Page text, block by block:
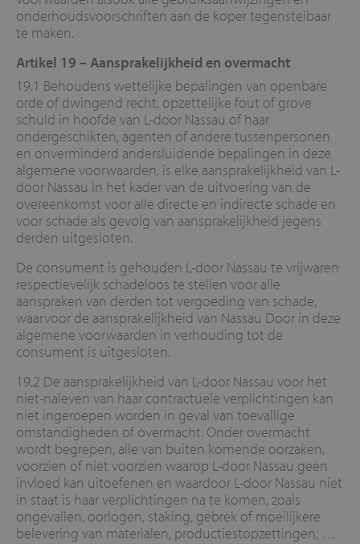
onderhoudsvoorschriften aan de koper tegenstelbaar
te maken.
Artikel 19 –Aansprakelijkheid en overmacht
19.1 Behoudens wettelijke bepalingen van openbare
orde of dwingend recht, opzettelijke fout of grove
schuld in hoofde van L-door Nassau of haar
ondergeschikten, agenten of andere tussenpersonen
en onverminderd andersluidende bepalingen in deze
algemene voorwaarden, is elke aansprakelijkheid van L-
door Nassau in het kader van de uitvoering van de
overeenkomst voor alle directe en indirecte schade en
voor schade als gevolg van aansprakelijkheid jegens
derden uitgesloten.
De consument is gehouden L-door Nassau te vrijwaren
respectievelijk schadeloos te stellen voor alle
aanspraken van derden tot vergoeding van schade,
waarvoor de aansprakelijkheid van Nassau Door in deze
algemene voorwaarden in verhouding tot de
consument is uitgesloten.
19.2 De aansprakelijkheid van L-door Nassau voor het
niet-naleven van haar contractuele verplichtingen kan
niet ingeroepen worden in geval van toevallige
omstandigheden of overmacht. Onder overmacht
wordt begrepen, alle van buiten komende oorzaken,
voorzien of niet voorzien waarop L-door Nassau geen
invloed kan uitoefenen en waardoor L-door Nassau niet
in staat is haar verplichtingen na te komen, zoals
ongevallen, oorlogen, staking, gebrek of moeilijkere
belevering van materialen, productiestopzettingen, …